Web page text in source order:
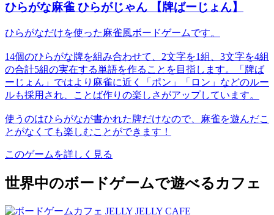
ひらがな麻雀 ひらがじゃん 【牌ばーじょん】
ひらがなだけを使った麻雀風ボードゲームです。
14個のひらがな牌を組み合わせて、2文字を1組、3文字を4組
の合計5組の実在する単語を作ることを目指します。「牌ば
ーじょん」ではより麻雀に近く「ポン」「ロン」などのルー
ルも採用され、ことば作りの楽しさがアップしています。
使うのはひらがなが書かれた牌だけなので、麻雀を遊んだこ
とがなくても楽しむことができます！
このゲームを詳しく見る
世界中のボードゲームで遊べるカフェ